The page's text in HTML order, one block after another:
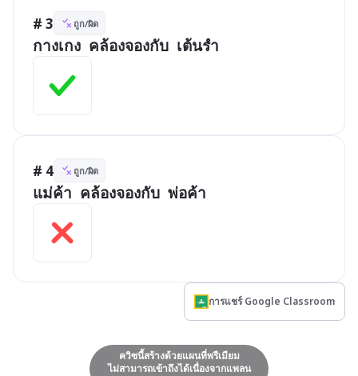
# 3 ถูก/ผิด
กางเกง  คล้องจองกับ  เต้นรำ
# 4 ถูก/ผิด
แม่ค้า  คล้องจองกับ  พ่อค้า
การแชร์ Google Classroom
ควิซนี้สร้างด้วยแผนที่พรีเมียม
ไม่สามารถเข้าถึงได้เนื่องจากแพลน